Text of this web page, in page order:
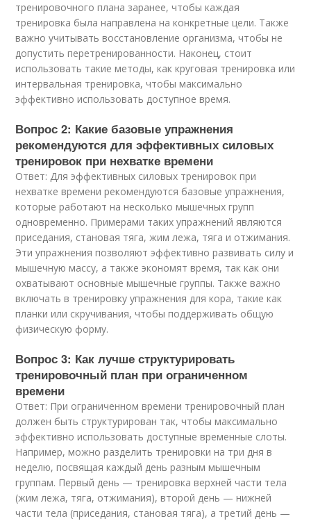
тренировочного плана заранее, чтобы каждая
тренировка была направлена на конкретные цели. Также
важно учитывать восстановление организма, чтобы не
допустить перетренированности. Наконец, стоит
использовать такие методы, как круговая тренировка или
интервальная тренировка, чтобы максимально
эффективно использовать доступное время.
Вопрос 2: Какие базовые упражнения
рекомендуются для эффективных силовых
тренировок при нехватке времени
Ответ: Для эффективных силовых тренировок при
нехватке времени рекомендуются базовые упражнения,
которые работают на несколько мышечных групп
одновременно. Примерами таких упражнений являются
приседания, становая тяга, жим лежа, тяга и отжимания.
Эти упражнения позволяют эффективно развивать силу и
мышечную массу, а также экономят время, так как они
охватывают основные мышечные группы. Также важно
включать в тренировку упражнения для кора, такие как
планки или скручивания, чтобы поддерживать общую
физическую форму.
Вопрос 3: Как лучше структурировать
тренировочный план при ограниченном
времени
Ответ: При ограниченном времени тренировочный план
должен быть структурирован так, чтобы максимально
эффективно использовать доступные временные слоты.
Например, можно разделить тренировки на три дня в
неделю, посвящая каждый день разным мышечным
группам. Первый день — тренировка верхней части тела
(жим лежа, тяга, отжимания), второй день — нижней
части тела (приседания, становая тяга), а третий день —